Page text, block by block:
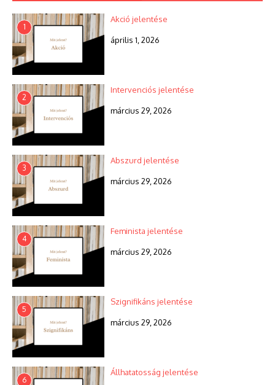
1
Akció jelentése
április 1, 2026
2
Intervenciós jelentése
március 29, 2026
3
Abszurd jelentése
március 29, 2026
4
Feminista jelentése
március 29, 2026
5
Szignifikáns jelentése
március 29, 2026
6
Állhatatosság jelentése